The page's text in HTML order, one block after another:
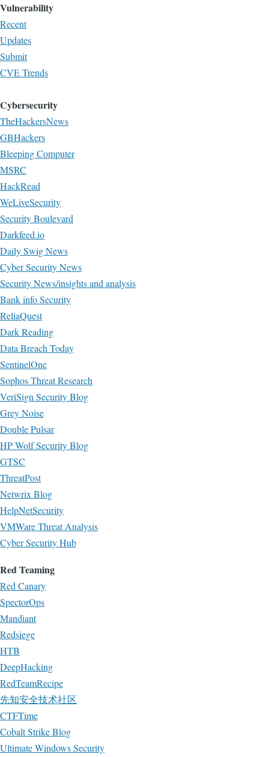
Vulnerability
Recent
Updates
Submit
CVE Trends
Cybersecurity
TheHackersNews
GBHackers
Bleeping Computer
MSRC
HackRead
WeLiveSecurity
Security Boulevard
Darkfeed.io
Daily Swig News
Cyber Security News
Security News/insights and analysis
Bank info Security
ReliaQuest
Dark Reading
Data Breach Today
SentinelOne
Sophos Threat Research
VeriSign Security Blog
Grey Noise
Double Pulsar
HP Wolf Security Blog
GTSC
ThreatPost
Netwrix Blog
HelpNetSecurity
VMWare Threat Analysis
Cyber Security Hub
Red Teaming
Red Canary
SpectorOps
Mandiant
Redsiege
HTB
DeepHacking
RedTeamRecipe
先知安全技术社区
CTFTime
Cobalt Strike Blog
Ultimate Windows Security